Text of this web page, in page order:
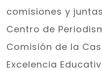
comisiones y
Centro de
Comisión de la
Excelencia